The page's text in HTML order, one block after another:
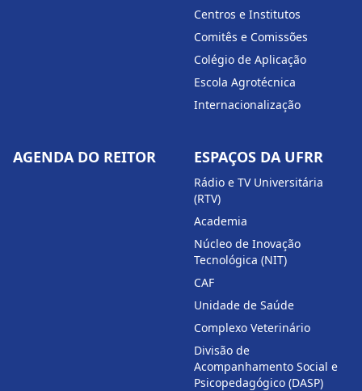
Centros e Institutos
Comitês e Comissões
Colégio de Aplicação
Escola Agrotécnica
Internacionalização
AGENDA DO REITOR ESPAÇOS DA UFRR
Rádio e TV Universitária
(RTV)
Academia
Núcleo de Inovação
Tecnológica (NIT)
CAF
Unidade de Saúde
Complexo Veterinário
Divisão de
Acompanhamento Social e
Psicopedagógico (DASP)